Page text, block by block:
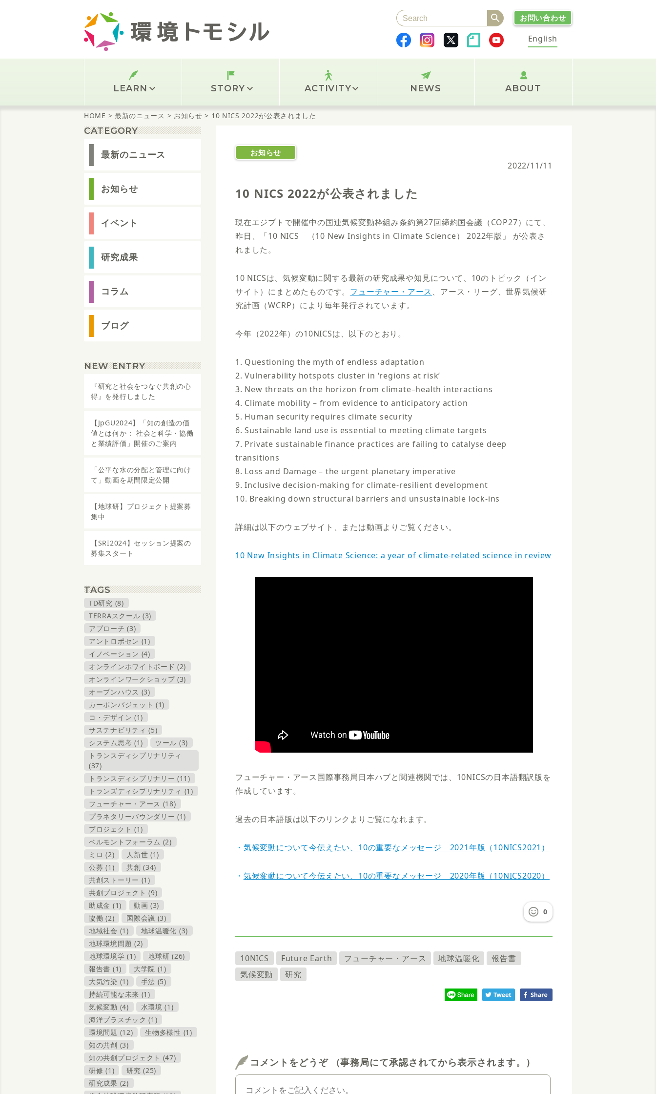
Search
for:
Search
Button
お問い合わせ
English
LEARN STORY ACTIVITY NEWS ABOUT
HOME > 最新のニュース > お知らせ > 10 NICS 2022が公表されました
CATEGORY
最新のニュース
お知らせ
イベント
研究成果
コラム
ブログ
NEW ENTRY
『研究と社会をつなぐ共創の心
得』を発行しました
【JpGU2024】「知の創造の価
値とは何か： 社会と科学・協働
と業績評価」開催のご案内
「公平な水の分配と管理に向け
て」動画を期間限定公開
【地球研】プロジェクト提案募
集中
【SRI2024】セッション提案の
募集スタート
TAGS
TD研究 (8)
TERRAスクール (3)
アプローチ (3)
アントロポセン (1)
イノベーション (4)
オンラインホワイトボード (2)
オンラインワークショップ (3)
オープンハウス (3)
カーボンバジェット (1)
コ・デザイン (1)
サステナビリティ (5)
システム思考 (1)
ツール (3)
トランスディシプリナリティ
(37)
トランスディシプリナリー (11)
トランズディシプリナリティ (1)
フューチャー・アース (18)
プラネタリーバウンダリー (1)
プロジェクト (1)
ベルモントフォーラム (2)
ミロ (2)
人新世 (1)
公募 (1)
共創 (34)
共創ストーリー (1)
共創プロジェクト (9)
助成金 (1)
動画 (3)
協働 (2)
国際会議 (3)
地域社会 (1)
地球温暖化 (3)
地球環境問題 (2)
地球環境学 (1)
地球研 (26)
報告書 (1)
大学院 (1)
大気汚染 (1)
手法 (5)
持続可能な未来 (1)
気候変動 (4)
水環境 (1)
海洋プラスチック (1)
環境問題 (12)
生物多様性 (1)
知の共創 (3)
知の共創プロジェクト (47)
研修 (1)
研究 (25)
研究成果 (2)
お知らせ
2022/11/11
10 NICS 2022が公表されました
現在エジプトで開催中の国連気候変動枠組み条約第27回締約国会議（COP27）にて、
昨日、「10 NICS （10 New Insights in Climate Science） 2022年版」 が公表さ
れました。
10 NICSは、気候変動に関する最新の研究成果や知見について、10のトピック（イン
サイト）にまとめたものです。 フューチャー・アース 、アース・リーグ、世界気候研
究計画（WCRP）により毎年発行されています。
今年（2022年）の10NICSは、以下のとおり。
1. Questioning the myth of endless adaptation
2. Vulnerability hotspots cluster in ‘regions at risk’
3. New threats on the horizon from climate–health interactions
4. Climate mobility – from evidence to anticipatory action
5. Human security requires climate security
6. Sustainable land use is essential to meeting climate targets
7. Private sustainable finance practices are failing to catalyse deep
transitions
8. Loss and Damage – the urgent planetary imperative
9. Inclusive decision-making for climate-resilient development
10. Breaking down structural barriers and unsustainable lock-ins
詳細は以下のウェブサイト、または動画よりご覧ください。
10 New Insights in Climate Science: a year of climate-related science in review
フューチャー・アース国際事務局日本ハブと関連機関では、10NICSの日本語翻訳版を
作成しています。
過去の日本語版は以下のリンクよりご覧になれます。
・ 気候変動について今伝えたい、10の重要なメッセージ 2021年版（10NICS2021）
・ 気候変動について今伝えたい、10の重要なメッセージ 2020年版（10NICS2020）
0
10NICS Future Earth フューチャー・アース 地球温暖化
報告書
気候変動
研究
コメントをどうぞ （事務局にて承認されてから表示されます。）